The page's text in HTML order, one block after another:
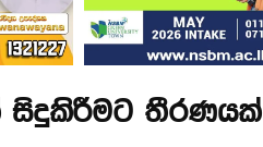
සිදුකිරීමට තීරණයක්